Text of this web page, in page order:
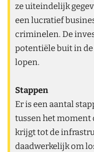
ze uiteindelijk
een lucratief
criminelen. De
potentiële buit in
lopen.
Stappen
Er is een aantal
tussen het moment
krijgt tot de
daadwerkelijk om